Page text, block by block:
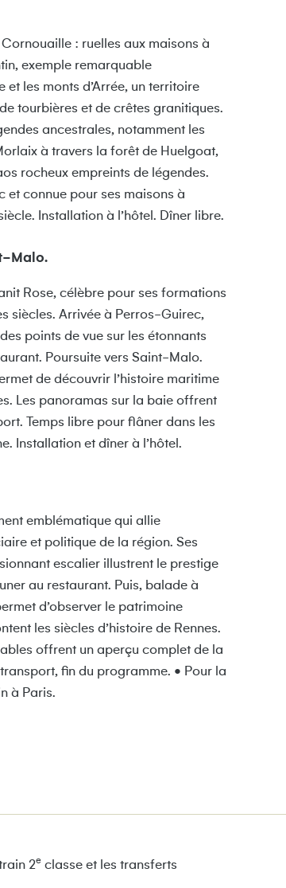
: ruelles aux maisons à
exemple remarquable
les monts d’Arrée, un territoire
tourbières et de crêtes granitiques.
ancestrales, notamment les
à travers la forêt de Huelgoat,
rocheux empreints de légendes.
connue pour ses maisons à
Installation à l’hôtel. Dîner libre.
Malo.
Rose, célèbre pour ses formations
siècles. Arrivée à Perros-Guirec,
points de vue sur les étonnants
Poursuite vers Saint-Malo.
de découvrir l’histoire maritime
Les panoramas sur la baie offrent
Temps libre pour flâner dans les
Installation et dîner à l’hôtel.
emblématique qui allie
et politique de la région. Ses
escalier illustrent le prestige
au restaurant. Puis, balade à
d’observer le patrimoine
les siècles d’histoire de Rennes.
offrent un aperçu complet de la
fin du programme. • Pour la
à Paris.
2e classe et les transferts